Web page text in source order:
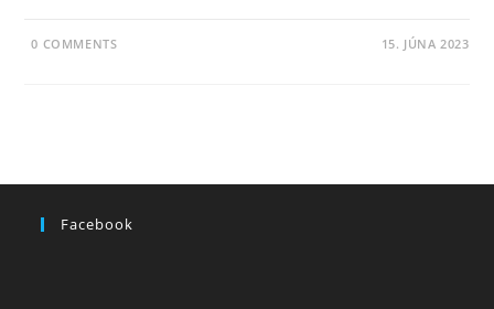
0 COMMENTS 15. JÚNA 2023
Facebook